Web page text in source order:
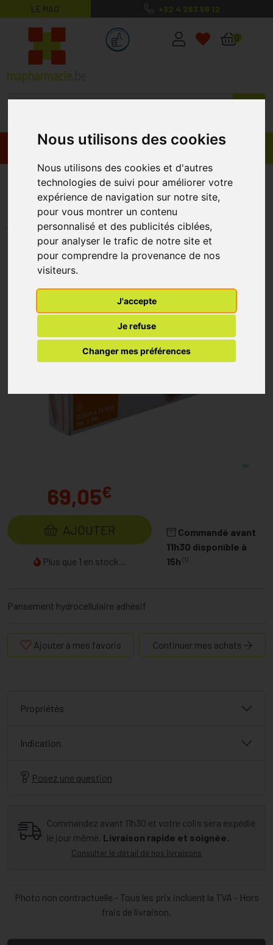
Nous utilisons des cookies
Nous utilisons des cookies et d'autres
technologies de suivi pour améliorer votre
expérience de navigation sur notre site,
pour vous montrer un contenu
personnalisé et des publicités ciblées,
pour analyser le trafic de notre site et
pour comprendre la provenance de nos
visiteurs.
J'accepte
Je refuse
Changer mes préférences
LE MAG’ +32 4 263 56 12
MaPharmacie.be ma santé, mes
0
Promos Produits
Allevyn Adh Pans Hydrocel.
12,5x22,5cm 10 66000744
ALLEVYN
69,05€
AJOUTER
Plus que 1 en stock...
Commandé avant
11h30 disponible à
15h (1)
Pansement hydrocellulaire adhésif
Ajouter à mes favoris Continuer mes achats
Propriétés
Indication
Posez une question
Commandez avant 11h30 et votre colis sera expédié
le jour même. Livraison rapide et soignée.
Consulter le détail de nos livraisons
Photo non contractuelle - Tous les prix incluent la TVA - Hors
frais de livraison.